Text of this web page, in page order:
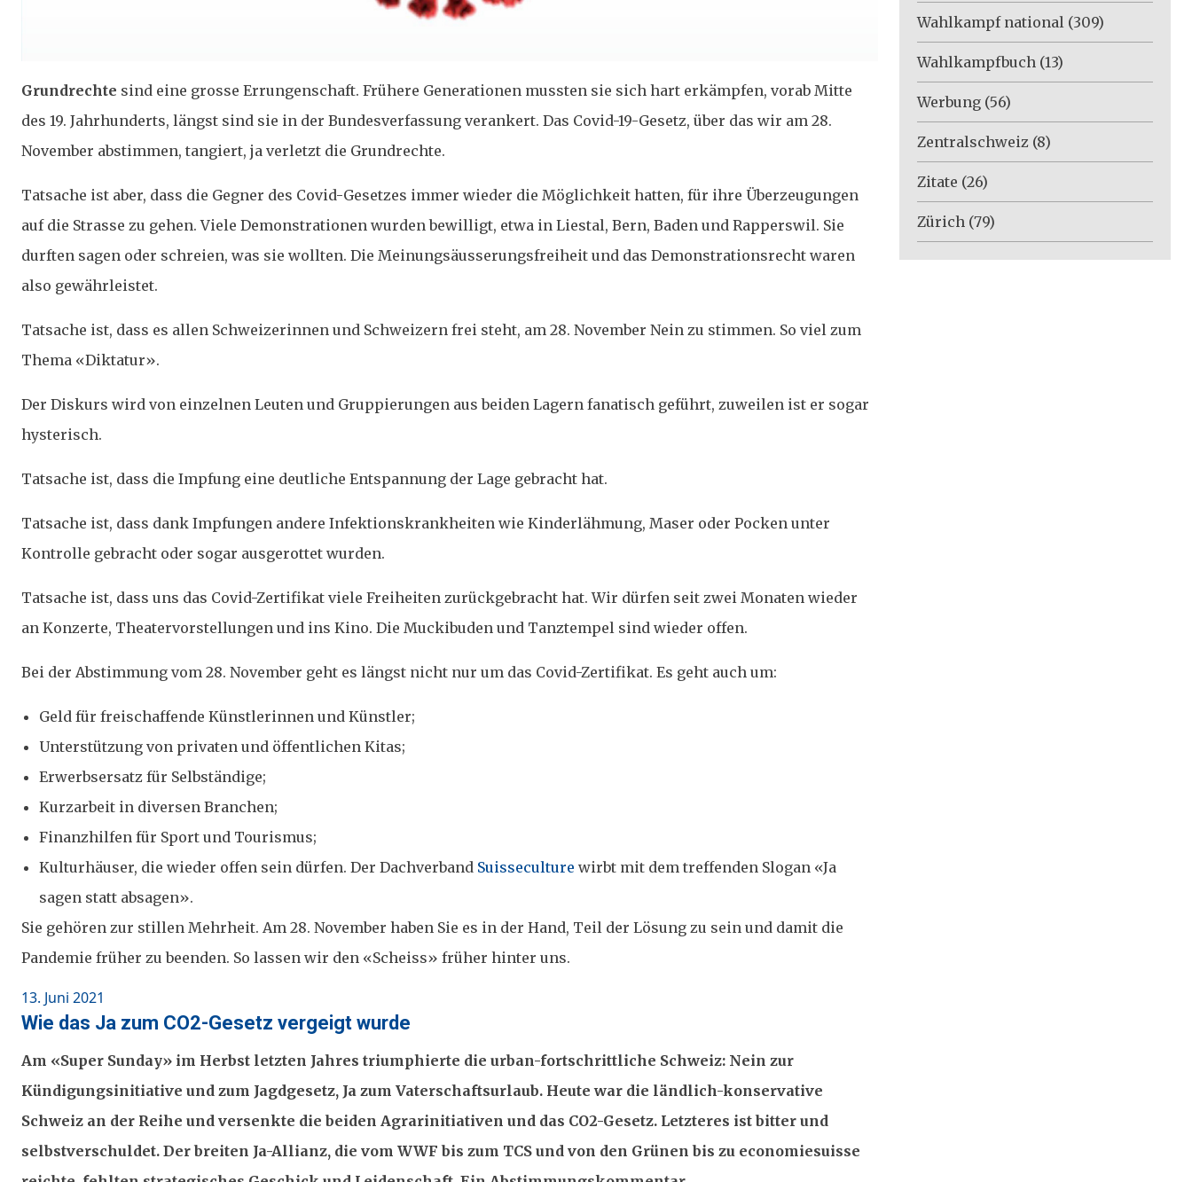
Grundrechte sind eine grosse Errungenschaft. Frühere Generationen mussten sie sich hart erkämpfen, vorab Mitte
des 19. Jahrhunderts, längst sind sie in der Bundesverfassung verankert. Das Covid-19-Gesetz, über das wir am 28.
November abstimmen, tangiert, ja verletzt die Grundrechte.
Tatsache ist aber, dass die Gegner des Covid-Gesetzes immer wieder die Möglichkeit hatten, für ihre Überzeugungen
auf die Strasse zu gehen. Viele Demonstrationen wurden bewilligt, etwa in Liestal, Bern, Baden und Rapperswil. Sie
durften sagen oder schreien, was sie wollten. Die Meinungsäusserungsfreiheit und das Demonstrationsrecht waren
also gewährleistet.
Tatsache ist, dass es allen Schweizerinnen und Schweizern frei steht, am 28. November Nein zu stimmen. So viel zum
Thema «Diktatur».
Der Diskurs wird von einzelnen Leuten und Gruppierungen aus beiden Lagern fanatisch geführt, zuweilen ist er sogar
hysterisch.
Tatsache ist, dass die Impfung eine deutliche Entspannung der Lage gebracht hat.
Tatsache ist, dass dank Impfungen andere Infektionskrankheiten wie Kinderlähmung, Maser oder Pocken unter
Kontrolle gebracht oder sogar ausgerottet wurden.
Tatsache ist, dass uns das Covid-Zertifikat viele Freiheiten zurückgebracht hat. Wir dürfen seit zwei Monaten wieder
an Konzerte, Theatervorstellungen und ins Kino. Die Muckibuden und Tanztempel sind wieder offen.
Bei der Abstimmung vom 28. November geht es längst nicht nur um das Covid-Zertifikat. Es geht auch um:
Geld für freischaffende Künstlerinnen und Künstler;
Unterstützung von privaten und öffentlichen Kitas;
Erwerbsersatz für Selbständige;
Kurzarbeit in diversen Branchen;
Finanzhilfen für Sport und Tourismus;
Kulturhäuser, die wieder offen sein dürfen. Der Dachverband Suisseculture wirbt mit dem treffenden Slogan «Ja
sagen statt absagen».
Sie gehören zur stillen Mehrheit. Am 28. November haben Sie es in der Hand, Teil der Lösung zu sein und damit die
Pandemie früher zu beenden. So lassen wir den «Scheiss» früher hinter uns.
Posted
on
13. Juni 2021
Wie das Ja zum CO2-Gesetz vergeigt wurde
Am «Super Sunday» im Herbst letzten Jahres triumphierte die urban-fortschrittliche Schweiz: Nein zur
Kündigungsinitiative und zum Jagdgesetz, Ja zum Vaterschaftsurlaub. Heute war die ländlich-konservative
Schweiz an der Reihe und versenkte die beiden Agrarinitiativen und das CO2-Gesetz. Letzteres ist bitter und
selbstverschuldet. Der breiten Ja-Allianz, die vom WWF bis zum TCS und von den Grünen bis zu economiesuisse
Wahlkampf national (309)
Wahlkampfbuch (13)
Werbung (56)
Zentralschweiz (8)
Zitate (26)
Zürich (79)